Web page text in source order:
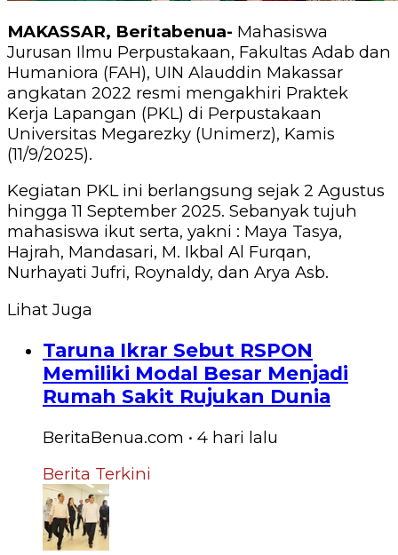
MAKASSAR, Beritabenua- Mahasiswa
Jurusan Ilmu Perpustakaan, Fakultas Adab dan
Humaniora (FAH), UIN Alauddin Makassar
angkatan 2022 resmi mengakhiri Praktek
Kerja Lapangan (PKL) di Perpustakaan
Universitas Megarezky (Unimerz), Kamis
(11/9/2025).
Kegiatan PKL ini berlangsung sejak 2 Agustus
hingga 11 September 2025. Sebanyak tujuh
mahasiswa ikut serta, yakni : Maya Tasya,
Hajrah, Mandasari, M. Ikbal Al Furqan,
Nurhayati Jufri, Roynaldy, dan Arya Asb.
Lihat Juga
Taruna Ikrar Sebut RSPON
Memiliki Modal Besar Menjadi
Rumah Sakit Rujukan Dunia
BeritaBenua.com • 4 hari lalu
Berita Terkini